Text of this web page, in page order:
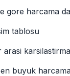
gore harcama
tablosu
arasi
buyuk